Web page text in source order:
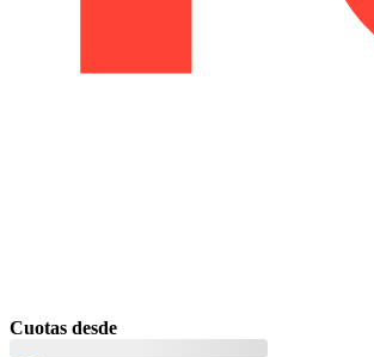
Cuotas desde